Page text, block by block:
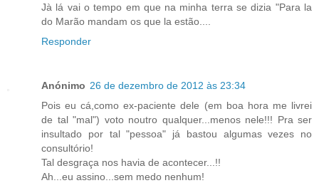
Jà lá vai o tempo em que na minha terra se dizia "Para la
do Marão mandam os que la estão....
Responder
Anónimo 26 de dezembro de 2012 às 23:34
Pois eu cá,como ex-paciente dele (em boa hora me livrei
de tal "mal") voto noutro qualquer...menos nele!!! Pra ser
insultado por tal "pessoa" já bastou algumas vezes no
consultório!
Tal desgraça nos havia de acontecer...!!
Ah...eu assino...sem medo nenhum!